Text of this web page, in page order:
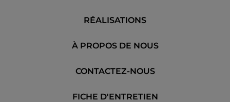
RÉALISATIONS
À PROPOS DE NOUS
CONTACTEZ-NOUS
FICHE D'ENTRETIEN